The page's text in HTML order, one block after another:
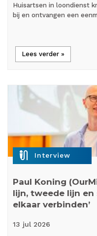
Huisartsen in loondienst
bij en ontvangen een
Lees verder »
mic_external_on Interview
Paul Koning
lijn, tweede lijn
elkaar verbinden’
13 jul 2026